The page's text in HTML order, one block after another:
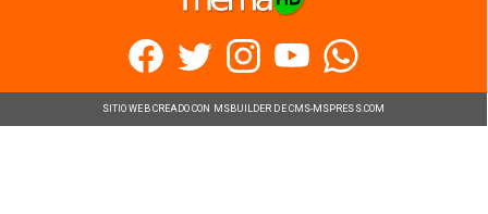
SITIO WEB CREADO CON MSBUILDER DE CMS-MSPRESS.COM